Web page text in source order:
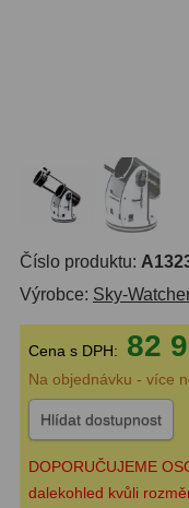
Objednávky
Plössl a Super Plössl
Širokoúhlé WA (52°-
UWA (80°-98°)22
XWA (100°-120°)17
Planetární31
ZOOM 12
ED a Flat Field12
Číslo produktu:
Výrobce: Sky-
Cena s DPH: 82
Na objednávku - více
Hlídat dostupnost
DOPORUČUJEME
dalekohled kvůli